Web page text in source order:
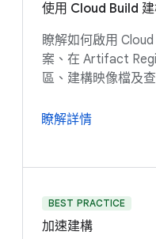
使用 Cloud Build
瞭解如何啟用
案、在 Artifact
區、建構映像檔及
瞭解詳情
BEST PRACTICE
加速建構